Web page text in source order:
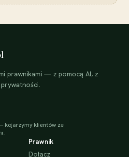
prawnikami — z pomocą AI, z
kojarzymy klientów ze
Prawnik
Dołącz